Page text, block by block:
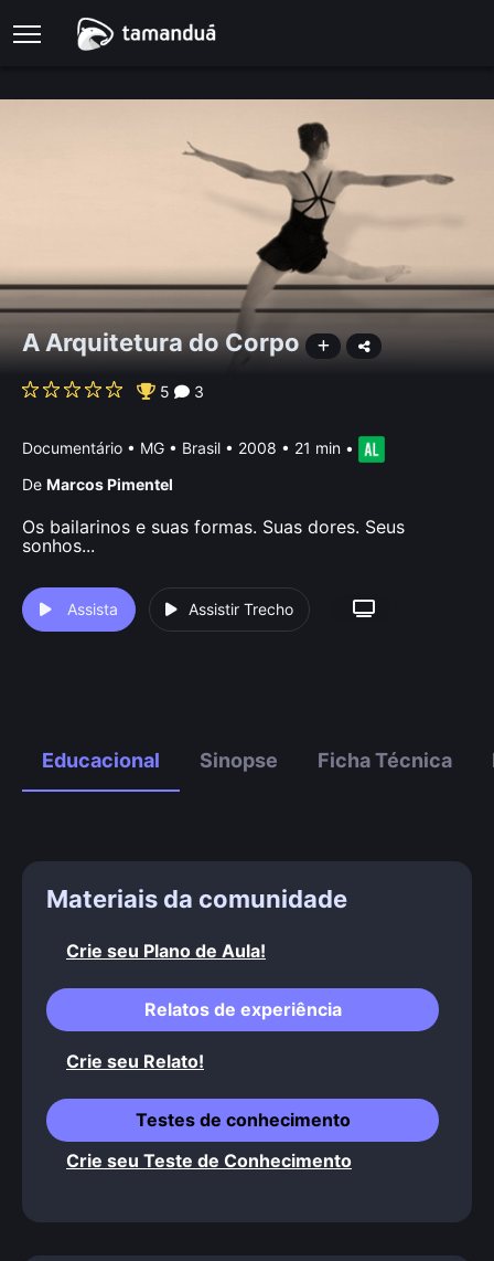
A Arquitetura do Corpo
5 3
Documentário • MG • Brasil • 2008 • 21 min •
De Marcos Pimentel
Os bailarinos e suas formas. Suas dores. Seus
sonhos...
Assista Assistir Trecho
Educacional Sinopse Ficha Técnica
Materiais da comunidade
Crie seu Plano de Aula!
Relatos de experiência
Crie seu Relato!
Testes de conhecimento
Crie seu Teste de Conhecimento